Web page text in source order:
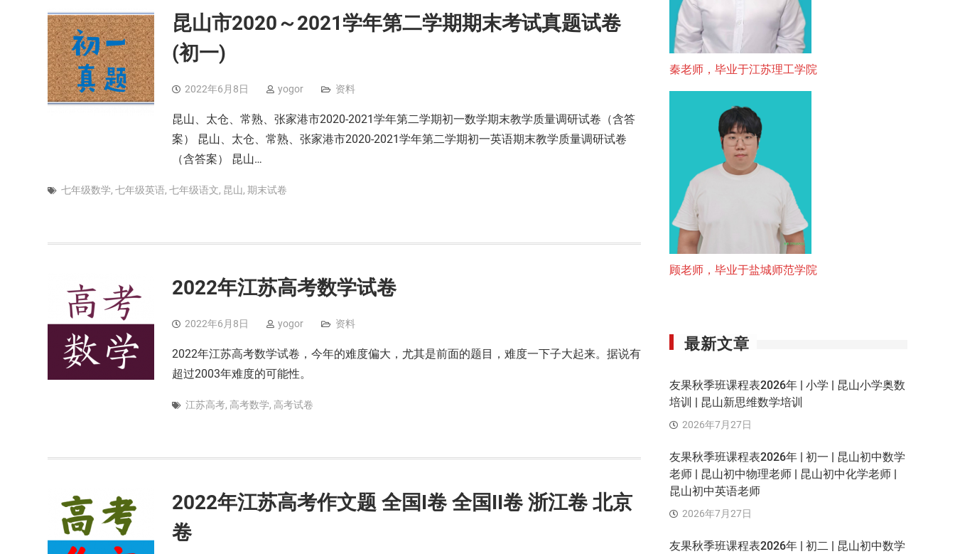
昆山市2020～2021学年第二学期期末考试真题试卷
(初一)
2022年6月8日 yogor 资料
昆山、太仓、常熟、张家港市2020-2021学年第二学期初一数学期末教学质量调研试卷（含答
案） 昆山、太仓、常熟、张家港市2020-2021学年第二学期初一英语期末教学质量调研试卷
（含答案） 昆山…
七年级数学, 七年级英语, 七年级语文, 昆山, 期末试卷
2022年江苏高考数学试卷
2022年6月8日 yogor 资料
2022年江苏高考数学试卷，今年的难度偏大，尤其是前面的题目，难度一下子大起来。据说有
超过2003年难度的可能性。
江苏高考, 高考数学, 高考试卷
2022年江苏高考作文题 全国I卷 全国II卷 浙江卷 北京
卷
秦老师，毕业于江苏理工学院
顾老师，毕业于盐城师范学院
最新文章
友果秋季班课程表2026年 | 小学 | 昆山小学奥数
培训 | 昆山新思维数学培训
2026年7月27日
友果秋季班课程表2026年 | 初一 | 昆山初中数学
老师 | 昆山初中物理老师 | 昆山初中化学老师 |
昆山初中英语老师
2026年7月27日
友果秋季班课程表2026年 | 初二 | 昆山初中数学